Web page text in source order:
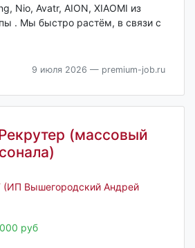
Nio, Avatr, AION, XIAOMI из
. Мы быстро растём, в связи с
9 июля 2026 — premium-job.ru
(массовый
Вышегородский Андрей
руб